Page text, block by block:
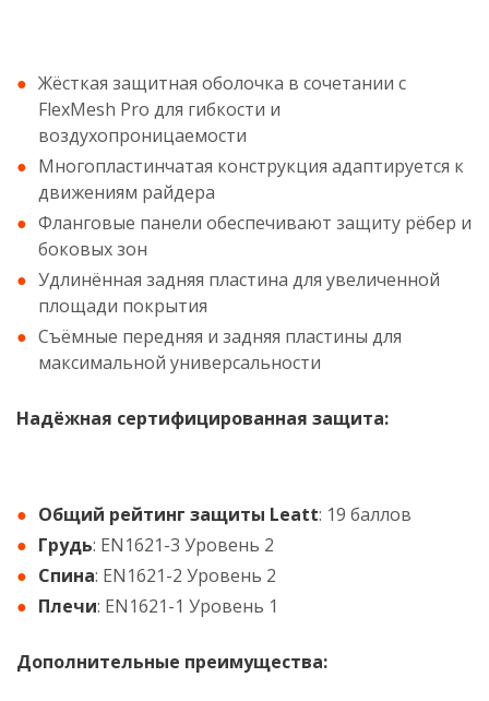
Жёсткая защитная оболочка в сочетании с
FlexMesh Pro для гибкости и
воздухопроницаемости
Многопластинчатая конструкция адаптируется к
движениям райдера
Фланговые панели обеспечивают защиту рёбер и
боковых зон
Удлинённая задняя пластина для увеличенной
площади покрытия
Съёмные передняя и задняя пластины для
максимальной универсальности
Надёжная сертифицированная защита:
Общий рейтинг защиты Leatt: 19 баллов
Грудь: EN1621-3 Уровень 2
Спина: EN1621-2 Уровень 2
Плечи: EN1621-1 Уровень 1
Дополнительные преимущества: